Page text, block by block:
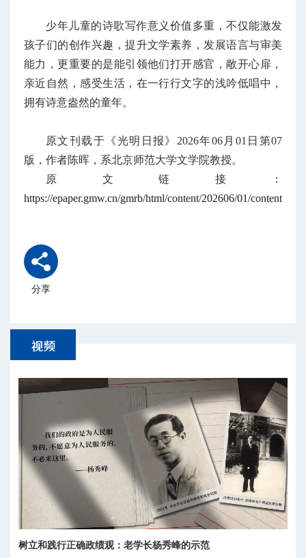
少年儿童的诗歌写作意义价值多重，不仅能激发
孩子们的创作兴趣，提升文学素养，发展语言与审美
能力，更重要的是能引领他们打开感官，敞开心扉，
亲近自然，感受生活，在一行行文字的浅吟低唱中，
拥有诗意盎然的童年。
原文刊载于《光明日报》2026年06月01日第07
版，作者陈晖，系北京师范大学文学院教授。
原文链接：
https://epaper.gmw.cn/gmrb/html/content/202606/01/
分享
树立和践行正确政绩观：老学长杨秀峰的示范